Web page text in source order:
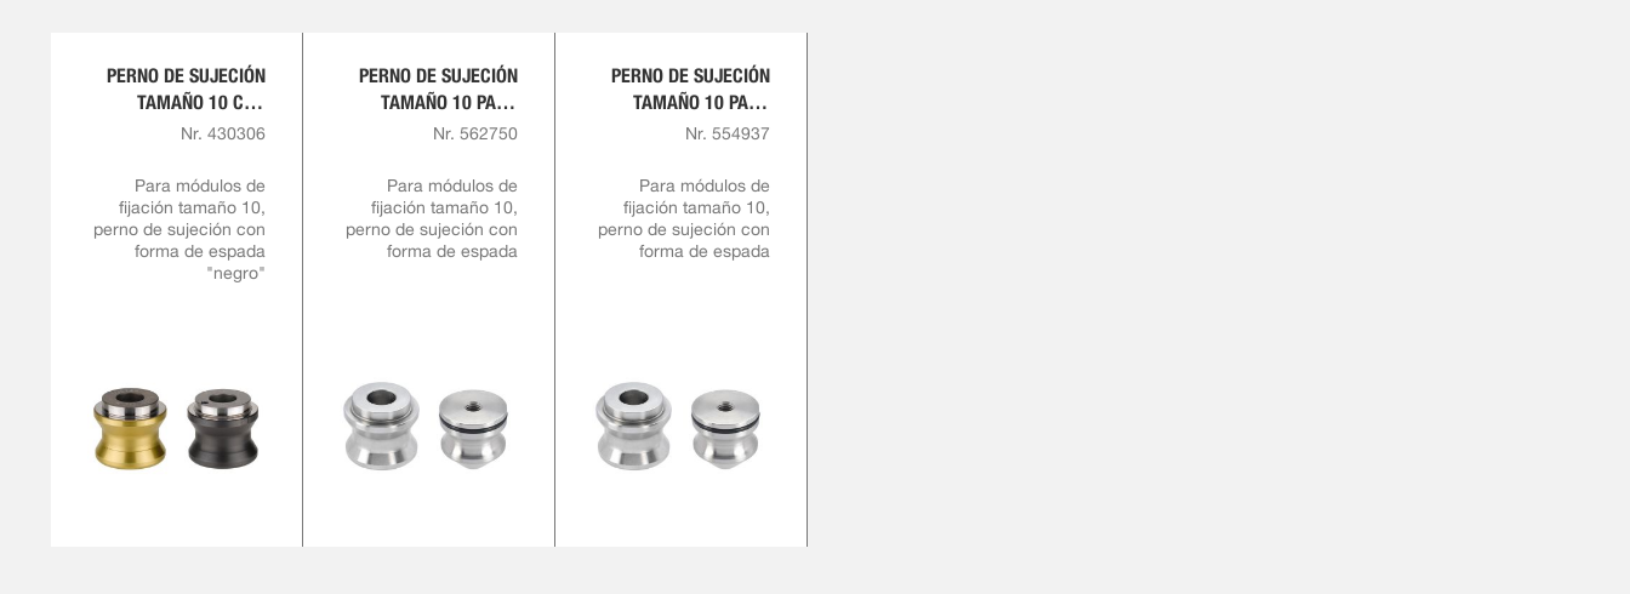
PERNO DE SUJECIÓN
TAMAÑO 10 CON
MARCA DE COLOR
RETENCIÓN M8
Nr. 430306
Para módulos de
fijación tamaño 10,
perno de sujeción con
forma de espada
"negro"
PERNO DE SUJECIÓN
TAMAÑO 10 PARA
TORNILLO DE
COLLAR REDUCIDO
Nr. 562750
Para módulos de
fijación tamaño 10,
perno de sujeción con
forma de espada
PERNO DE SUJECIÓN
TAMAÑO 10 PARA
TORNILLO DE
Nr. 554937
Para módulos de
fijación tamaño 10,
perno de sujeción con
forma de espada